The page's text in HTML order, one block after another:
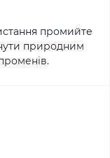
промийте
природним